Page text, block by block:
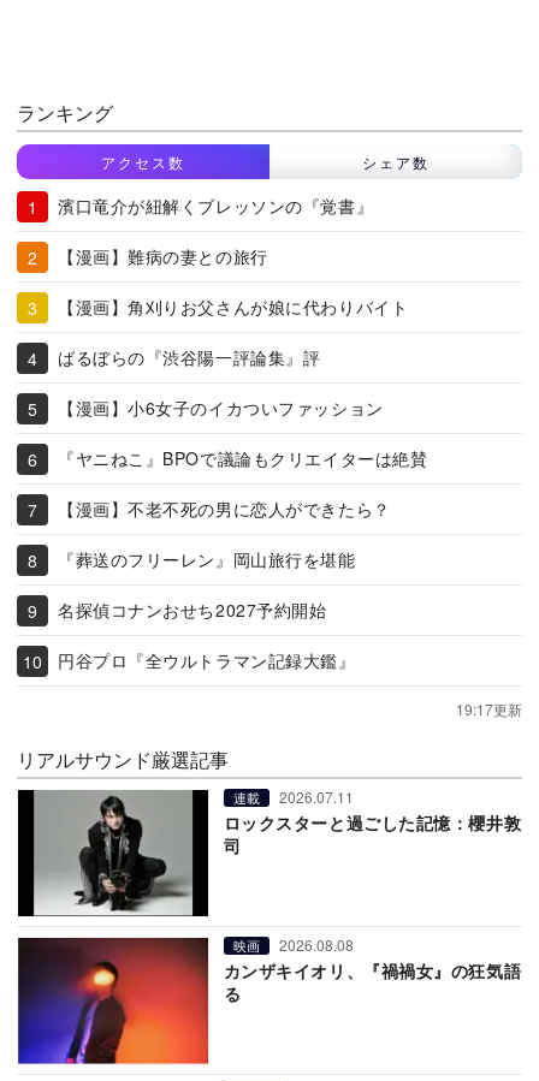
ランキング
アクセス数 シェア数
濱口竜介が紐解くブレッソンの『覚書』
【漫画】難病の妻との旅行
【漫画】角刈りお父さんが娘に代わりバイト
ばるぼらの『渋谷陽一評論集』評
【漫画】小6女子のイカついファッション
『ヤニねこ』BPOで議論もクリエイターは絶賛
【漫画】不老不死の男に恋人ができたら？
『葬送のフリーレン』岡山旅行を堪能
名探偵コナンおせち2027予約開始
円谷プロ『全ウルトラマン記録大鑑』
19:17更新
リアルサウンド厳選記事
連載 2026.07.11
ロックスターと過ごした記憶：櫻井敦
司
映画 2026.08.08
カンザキイオリ、『禍禍女』の狂気語
る